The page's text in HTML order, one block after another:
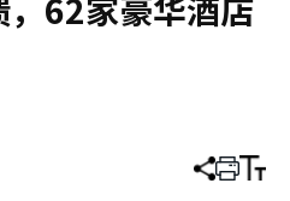
62家豪华酒店
分 打 调